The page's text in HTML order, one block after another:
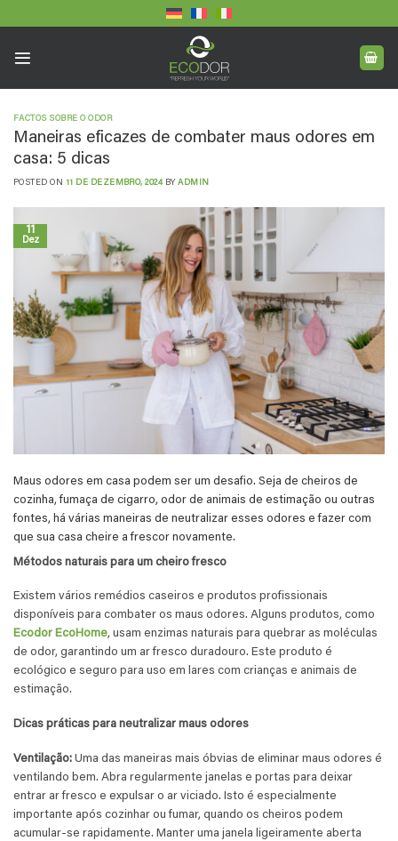
to
FACTOS SOBRE O ODOR
Maneiras eficazes de combater maus odores em
casa: 5 dicas
POSTED ON 11 DE DEZEMBRO, 2024 BYADMIN
11
Dez
Maus odores em casa podem ser um desafio. Seja de cheiros de
cozinha, fumaça de cigarro, odor de animais de estimação ou outras
fontes, há várias maneiras de neutralizar esses odores e fazer com
que sua casa cheire a frescor novamente.
Métodos naturais para um cheiro fresco
Existem vários remédios caseiros e produtos profissionais
disponíveis para combater os maus odores. Alguns produtos, como
Ecodor EcoHome, usam enzimas naturais para quebrar as moléculas
de odor, garantindo um ar fresco duradouro. Este produto é
ecológico e seguro para uso em lares com crianças e animais de
estimação.
Dicas práticas para neutralizar maus odores
Ventilação: Uma das maneiras mais óbvias de eliminar maus odores é
ventilando bem. Abra regularmente janelas e portas para deixar
entrar ar fresco e expulsar o ar viciado. Isto é especialmente
importante após cozinhar ou fumar, quando os cheiros podem
acumular-se rapidamente. Manter uma janela ligeiramente aberta